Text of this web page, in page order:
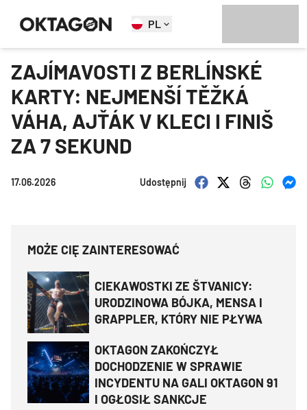
PL
ZAJÍMAVOSTI Z BERLÍNSKÉ
KARTY: NEJMENŠÍ TĚŽKÁ
VÁHA, AJŤÁK V KLECI I FINIŠ
ZA 7 SEKUND
17.06.2026 Udostępnij
MOŻE CIĘ ZAINTERESOWAĆ
CIEKAWOSTKI ZE ŠTVANICY:
URODZINOWA BÓJKA, MENSA I
GRAPPLER, KTÓRY NIE PŁYWA
OKTAGON ZAKOŃCZYŁ
DOCHODZENIE W SPRAWIE
INCYDENTU NA GALI OKTAGON 91
I OGŁOSIŁ SANKCJE